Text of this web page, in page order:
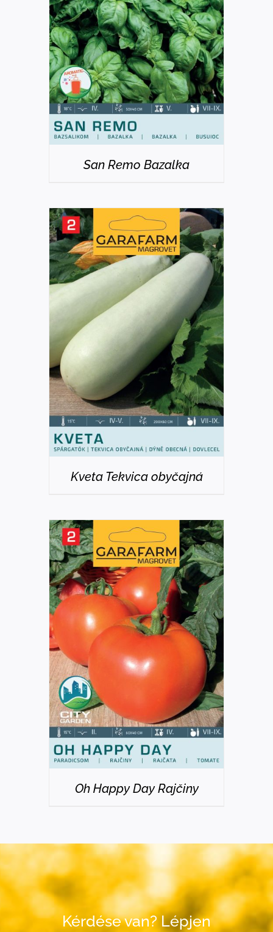
DETAILS
San Remo Bazalka
DETAILS
Kveta Tekvica obyčajná
Oh Happy Day Rajčiny
Kérdése van? Lépjen